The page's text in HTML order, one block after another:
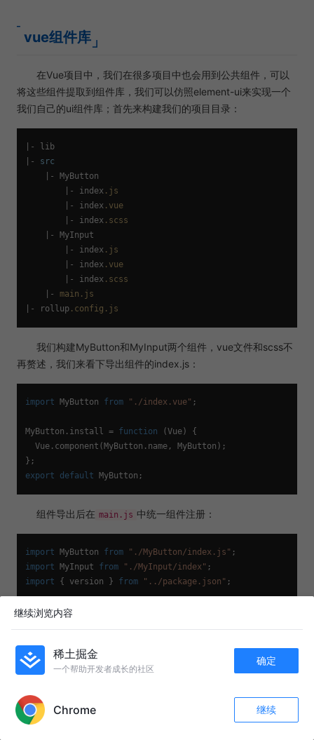
vue组件库
在Vue项目中，我们在很多项目中也会用到公共组件，可以
将这些组件提取到组件库，我们可以仿照element-ui来实现一个
我们自己的ui组件库；首先来构建我们的项目目录：
|- lib
|- src
    |- MyButton
        |- index
.js
        |- index
.vue
        |- index
.scss
    |- MyInput
        |- index
.js
        |- index
.vue
        |- index
.scss
    |-
main .js
|- rollup .config .js
我们构建MyButton和MyInput两个组件，vue文件和scss不
再赘述，我们来看下导出组件的index.js：
import MyButton from "./index.vue" ;
MyButton . install = function (Vue ) {
Vue . component ( MyButton . name , MyButton );
export
default MyButton
组件导出后在 main.js 中统一组件注册：
import MyButton from "./MyButton/index.js"
import
MyInput from "./MyInput/index"
import { version } from "../package.json" ;
import "./MyButton/index.scss"
const components = [
  components.
Vue. component
264
继续浏览内容
稀土掘金
一个帮助开发者成长的社区
确定
Chrome 继续